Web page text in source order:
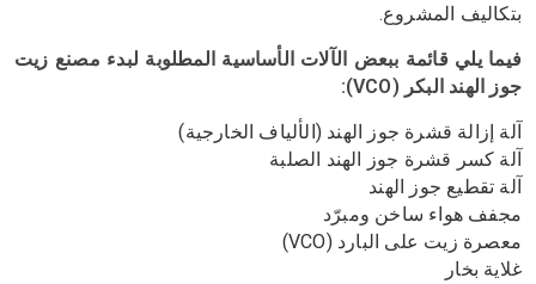
بتكاليف المشروع.
فيما يلي قائمة ببعض الآلات الأساسية المطلوبة لبدء مصنع زيت
جوز الهند البكر (VCO):
آلة إزالة قشرة جوز الهند (الألياف الخارجية)
آلة كسر قشرة جوز الهند الصلبة
آلة تقطيع جوز الهند
مجفف هواء ساخن ومبرّد
معصرة زيت على البارد (VCO)
غلاية بخار